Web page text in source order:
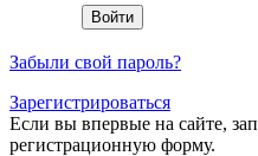
Забыли свой пароль?
Зарегистрироваться
Если вы впервые на сайте,
регистрационную форму.